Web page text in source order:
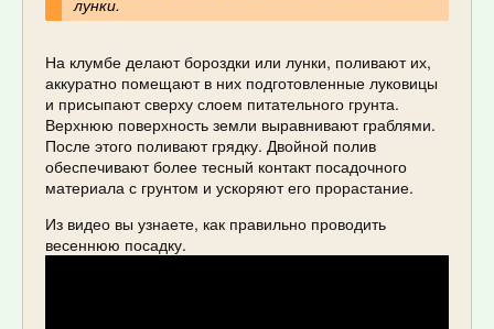
лунки.
На клумбе делают бороздки или лунки, поливают их,
аккуратно помещают в них подготовленные луковицы
и присыпают сверху слоем питательного грунта.
Верхнюю поверхность земли выравнивают граблями.
После этого поливают грядку. Двойной полив
обеспечивают более тесный контакт посадочного
материала с грунтом и ускоряют его прорастание.
Из видео вы узнаете, как правильно проводить
весеннюю посадку.